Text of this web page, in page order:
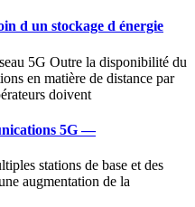
d un stockage d énergie
5G Outre la disponibilité du
en matière de distance par
doivent
5G —
stations de base et des
augmentation de la